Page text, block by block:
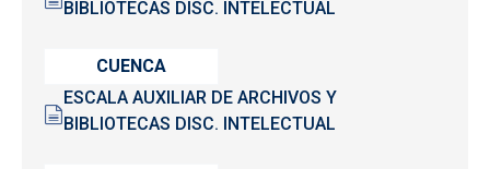
BIBLIOTECAS DISC. INTELECTUAL
CUENCA
ESCALA AUXILIAR DE ARCHIVOS Y
BIBLIOTECAS DISC. INTELECTUAL